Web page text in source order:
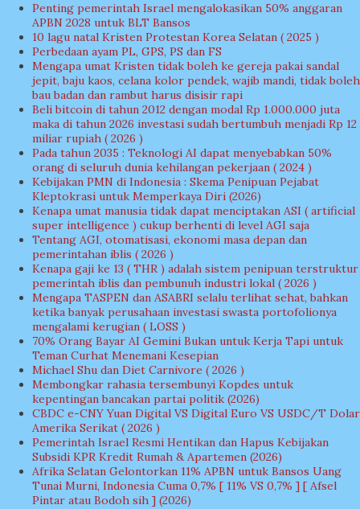
Penting pemerintah Israel mengalokasikan 50% anggaran
APBN 2028 untuk BLT Bansos
10 lagu natal Kristen Protestan Korea Selatan ( 2025 )
Perbedaan ayam PL, GPS, PS dan FS
Mengapa umat Kristen tidak boleh ke gereja pakai sandal
jepit, baju kaos, celana kolor pendek, wajib mandi, tidak boleh
bau badan dan rambut harus disisir rapi
Beli bitcoin di tahun 2012 dengan modal Rp 1.000.000 juta
maka di tahun 2026 investasi sudah bertumbuh menjadi Rp 12
miliar rupiah ( 2026 )
Pada tahun 2035 : Teknologi AI dapat menyebabkan 50%
orang di seluruh dunia kehilangan pekerjaan ( 2024 )
Kebijakan PMN di Indonesia : Skema Penipuan Pejabat
Kleptokrasi untuk Memperkaya Diri (2026)
Kenapa umat manusia tidak dapat menciptakan ASI ( artificial
super intelligence ) cukup berhenti di level AGI saja
Tentang AGI, otomatisasi, ekonomi masa depan dan
pemerintahan iblis ( 2026 )
Kenapa gaji ke 13 ( THR ) adalah sistem penipuan terstruktur
pemerintah iblis dan pembunuh industri lokal ( 2026 )
Mengapa TASPEN dan ASABRI selalu terlihat sehat, bahkan
ketika banyak perusahaan investasi swasta portofolionya
mengalami kerugian ( LOSS )
70% Orang Bayar AI Gemini Bukan untuk Kerja Tapi untuk
Teman Curhat Menemani Kesepian
Michael Shu dan Diet Carnivore ( 2026 )
Membongkar rahasia tersembunyi Kopdes untuk
kepentingan bancakan partai politik (2026)
CBDC e-CNY Yuan Digital VS Digital Euro VS USDC/T Dolar
Amerika Serikat ( 2026 )
Pemerintah Israel Resmi Hentikan dan Hapus Kebijakan
Subsidi KPR Kredit Rumah & Apartemen (2026)
Afrika Selatan Gelontorkan 11% APBN untuk Bansos Uang
Tunai Murni, Indonesia Cuma 0,7% [ 11% VS 0,7% ] [ Afsel
Pintar atau Bodoh sih ] (2026)